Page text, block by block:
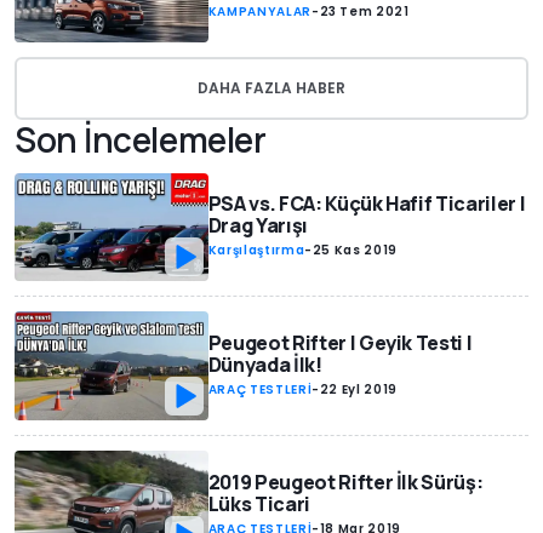
KAMPANYALAR - 23 Tem 2021
DAHA FAZLA HABER
Son İncelemeler
PSA vs. FCA: Küçük Hafif Ticariler |
Drag Yarışı
Karşılaştırma- 25 Kas 2019
Peugeot Rifter | Geyik Testi |
Dünyada İlk!
ARAÇ TESTLERİ- 22 Eyl 2019
2019 Peugeot Rifter İlk Sürüş:
Lüks Ticari
ARAÇ TESTLERİ-18 Mar 2019